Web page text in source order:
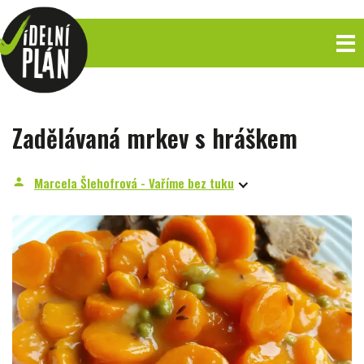
Zadělávaná mrkev s hráškem
person Marcela Šlehofrová - Vaříme bez tuku